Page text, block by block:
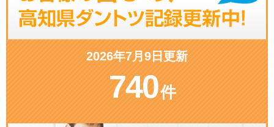
740
2026年7月9日更新